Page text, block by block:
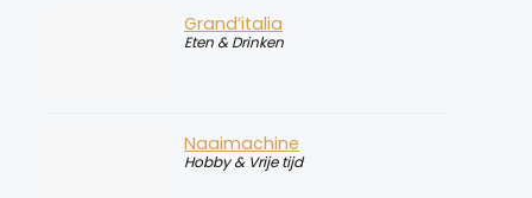
Grand’italia
Eten & Drinken
Naaimachine
Hobby & Vrije tijd